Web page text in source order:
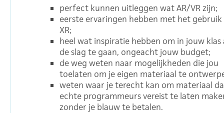
perfect kunnen uitleggen wat AR/VR zijn;
eerste ervaringen hebben met het gebruik
XR;
heel wat inspiratie hebben om in jouw klas
de slag te gaan, ongeacht jouw budget;
de weg weten naar mogelijkheden die jou
toelaten om je eigen materiaal te
weten waar je terecht kan om materiaal
echte programmeurs vereist te laten
zonder je blauw te betalen.